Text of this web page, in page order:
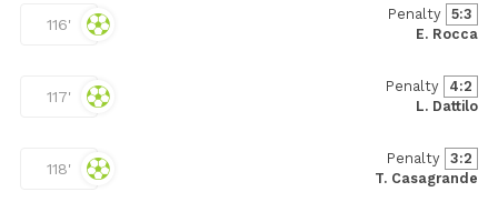
116'
Penalty 5:3
E. Rocca
117'
Penalty
4:2
L. Dattilo
118'
Penalty 3:2
T. Casagrande